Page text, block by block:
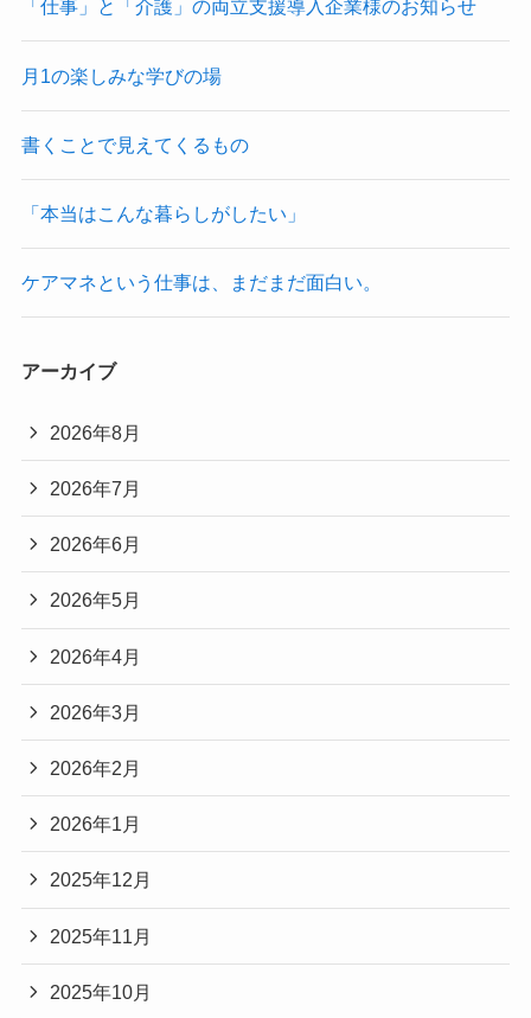
「仕事」と「介護」の両立支援導入企業様のお知らせ
月1の楽しみな学びの場
書くことで見えてくるもの
「本当はこんな暮らしがしたい」
ケアマネという仕事は、まだまだ面白い。
アーカイブ
2026年8月
2026年7月
2026年6月
2026年5月
2026年4月
2026年3月
2026年2月
2026年1月
2025年12月
2025年11月
2025年10月